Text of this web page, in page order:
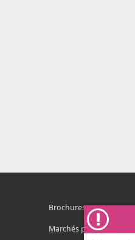
Brochures
Marchés publics